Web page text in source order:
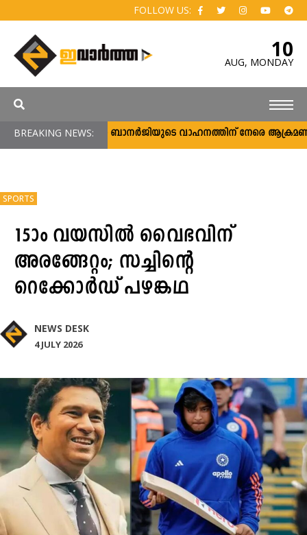
FOLLOW US:
10
AUG, MONDAY
BREAKING NEWS:മമതാ ബാനര്‍ജിയുടെ വാഹനത്തിന് നേരെ ആക്രമണം;
SPORTS
15ാം വയസിൽ വൈഭവിന്
അരങ്ങേറ്റം; സച്ചിന്റെ
റെക്കോർഡ് പഴങ്കഥ
NEWS DESK
4 JULY 2026